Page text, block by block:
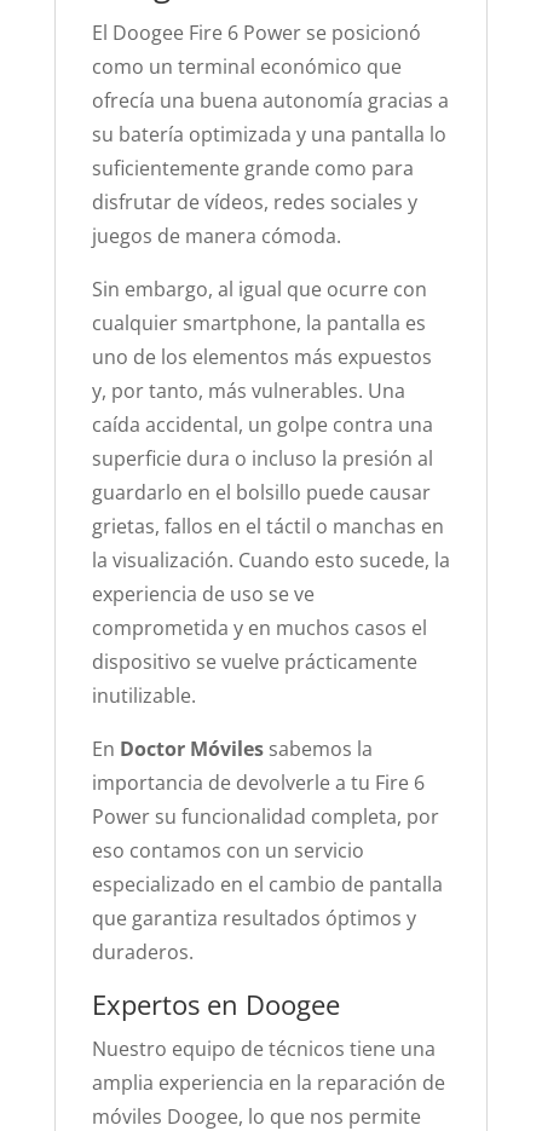
El Doogee Fire 6 Power se posicionó
como un terminal económico que
ofrecía una buena autonomía gracias a
su batería optimizada y una pantalla lo
suficientemente grande como para
disfrutar de vídeos, redes sociales y
juegos de manera cómoda.
Sin embargo, al igual que ocurre con
cualquier smartphone, la pantalla es
uno de los elementos más expuestos
y, por tanto, más vulnerables. Una
caída accidental, un golpe contra una
superficie dura o incluso la presión al
guardarlo en el bolsillo puede causar
grietas, fallos en el táctil o manchas en
la visualización. Cuando esto sucede, la
experiencia de uso se ve
comprometida y en muchos casos el
dispositivo se vuelve prácticamente
inutilizable.
En Doctor Móvilessabemos la
importancia de devolverle a tu Fire 6
Power su funcionalidad completa, por
eso contamos con un servicio
especializado en el cambio de pantalla
que garantiza resultados óptimos y
duraderos.
Expertos en Doogee
Nuestro equipo de técnicos tiene una
amplia experiencia en la reparación de
móviles Doogee, lo que nos permite